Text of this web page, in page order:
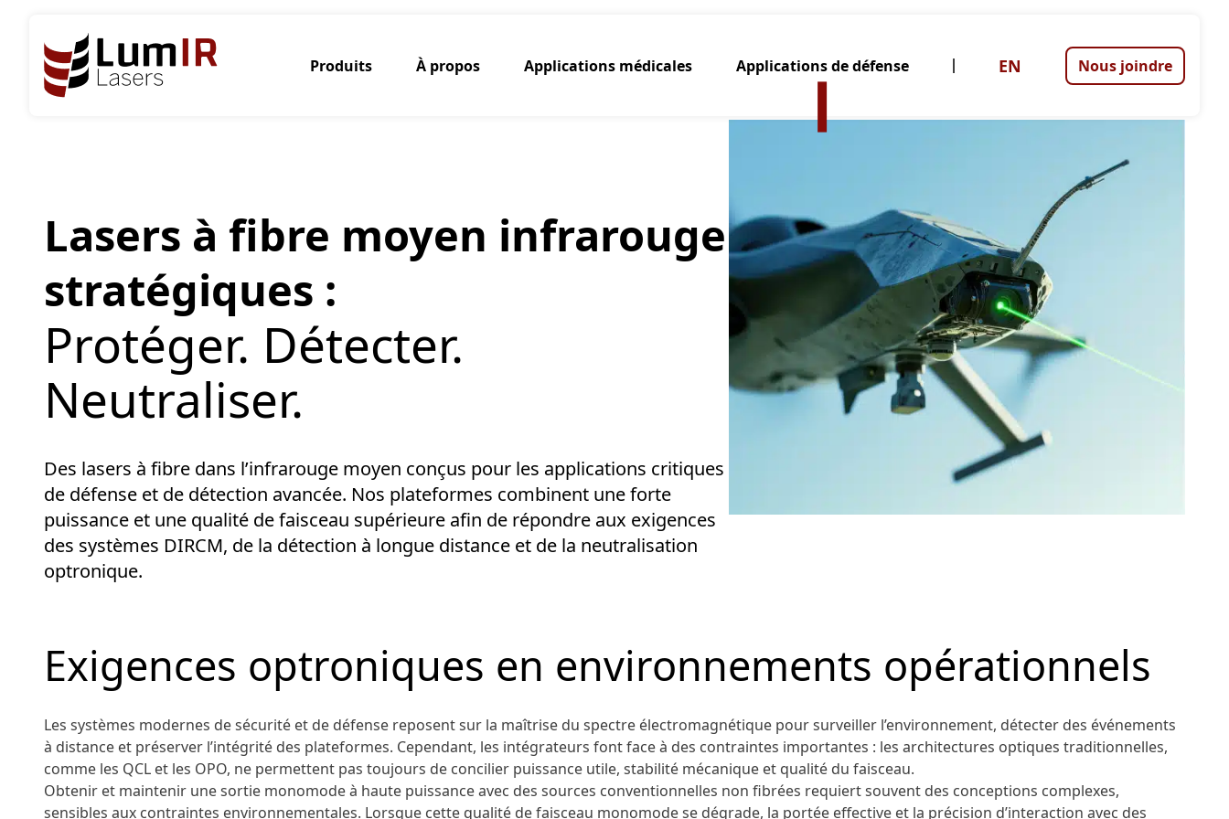
Produits À propos Applications médicales Applications de défense EN Nous joindre
Lasers à fibre moyen infrarouge
stratégiques :
Protéger. Détecter.
Neutraliser.
Des lasers à fibre dans l’infrarouge moyen conçus pour les applications critiques
de défense et de détection avancée. Nos plateformes combinent une forte
puissance et une qualité de faisceau supérieure afin de répondre aux exigences
des systèmes DIRCM, de la détection à longue distance et de la neutralisation
optronique.
Exigences optroniques en environnements opérationnels
Les systèmes modernes de sécurité et de défense reposent sur la maîtrise du spectre électromagnétique pour surveiller l’environnement, détecter des événements
à distance et préserver l’intégrité des plateformes. Cependant, les intégrateurs font face à des contraintes importantes : les architectures optiques traditionnelles,
comme les QCL et les OPO, ne permettent pas toujours de concilier puissance utile, stabilité mécanique et qualité du faisceau.
Obtenir et maintenir une sortie monomode à haute puissance avec des sources conventionnelles non fibrées requiert souvent des conceptions complexes,
sensibles aux contraintes environnementales. Lorsque cette qualité de faisceau monomode se dégrade, la portée effective et la précision d’interaction avec des